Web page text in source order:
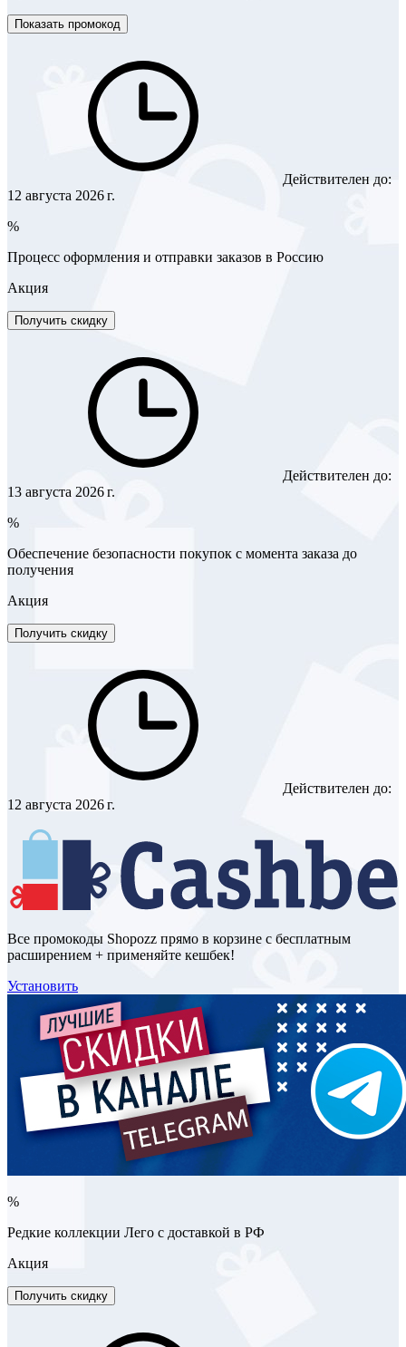
Показать промокод
Действителен до:
12 августа 2026 г.
%
Процесс оформления и отправки заказов в Россию
Акция
Получить скидку
Действителен до:
13 августа 2026 г.
%
Обеспечение безопасности покупок с момента заказа до
получения
Акция
Получить скидку
Действителен до:
12 августа 2026 г.
Все промокоды Shopozz прямо в корзине с бесплатным
расширением + применяйте кешбек!
Установить
%
Редкие коллекции Лего с доставкой в РФ
Акция
Получить скидку